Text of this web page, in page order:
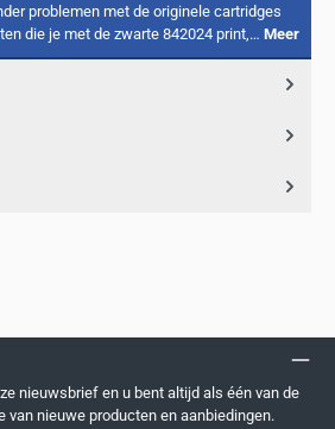
problemen met de originele cartridges
die je met de zwarte 842024 print,… Meer
nieuwsbrief en u bent altijd als één van de
van nieuwe producten en aanbiedingen.